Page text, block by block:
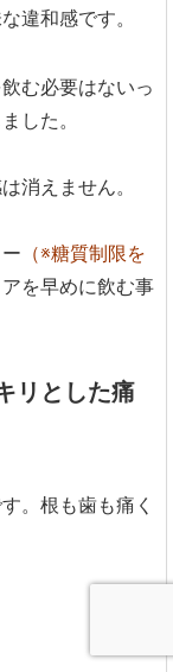
違和感です。
む必要はないっ
した。
消えません。
（※糖質制限を
を早めに飲む事
リとした痛
。根も歯も痛く